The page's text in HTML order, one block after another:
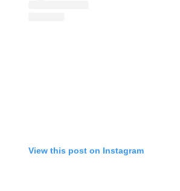
View this post on Instagram